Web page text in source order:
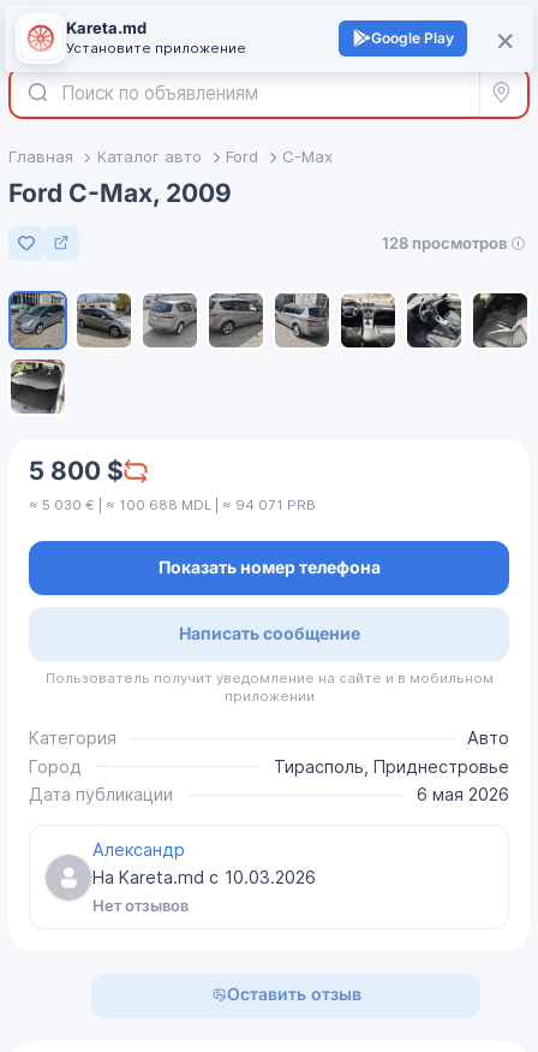
Войти +
Все
Главная Каталог авто Ford C-Max
Ford C-Max, 2009
Добавить в избранное
128 просмотров
5 800 $
≈ 5 030 € | ≈ 100 688 MDL | ≈ 94 071 PRB
Показать номер телефона
Написать сообщение
Пользователь получит уведомление на сайте и в мобильном
приложении
Категория
Авто
Город
Тирасполь, Приднестровье
Дата публикации
6 мая 2026
Александр
На Kareta.md с 10.03.2026
Нет отзывов
Оставить отзыв
×
Kareta.md
Установите приложение
Google Play